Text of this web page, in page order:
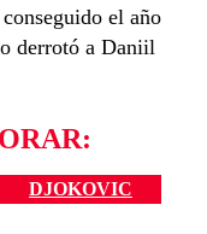
el año
derrotó a Daniil
DJOKOVIC